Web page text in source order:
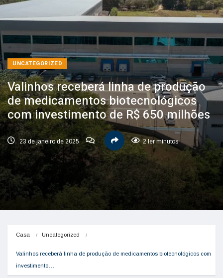
UNCATEGORIZED
Valinhos receberá linha de produção
de medicamentos biotecnológicos
com investimento de R$ 650 milhões
23 de janeiro de 2025 2 ler minutos
Casa Uncategorized
Valinhos receberá linha de produção de medicamentos biotecnológicos com
investimento…